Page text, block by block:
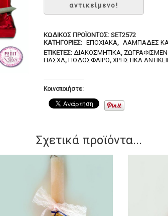
ΚΩΔΙΚΌΣ ΠΡΟΪΌΝΤΟΣ: SET2572
ΚΑΤΗΓΟΡΊΕΣ: ΕΠΟΧΙΑΚΆ, ΛΑΜΠΆΔΕΣ
ΕΤΙΚΈΤΕΣ: ΔΙΑΚΟΣΜΗΤΙΚΆ,
ΠΆΣΧΑ, ΠΟΔΌΣΦΑΙΡΟ, ΧΡΗΣΤΙΚΆ
Κοινοποιήστε:
Σχετικά προϊόντα...